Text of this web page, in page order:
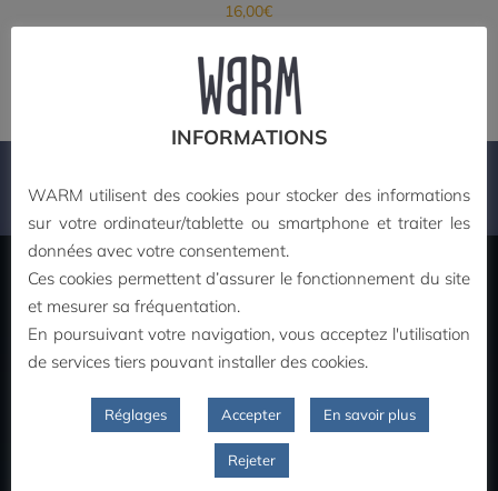
16,00€
Ajouter au panier
PAIEMENT SECURISE
MON COMPTE
Commandes
Détail du compte
Déconnexion
INFORMATIONS
WARM utilisent des cookies pour stocker des informations
sur votre ordinateur/tablette ou smartphone et traiter les
données avec votre consentement.
Ces cookies permettent d’assurer le fonctionnement du site
et mesurer sa fréquentation.
En poursuivant votre navigation, vous acceptez l'utilisation
de services tiers pouvant installer des cookies.
Réglages Accepter En savoir plus
Rejeter